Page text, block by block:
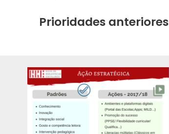
Prioridades anteriores